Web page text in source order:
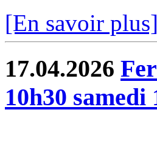
[En savoir plus]
17.04.2026
10h30